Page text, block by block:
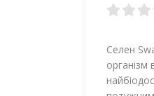
Селен
організм